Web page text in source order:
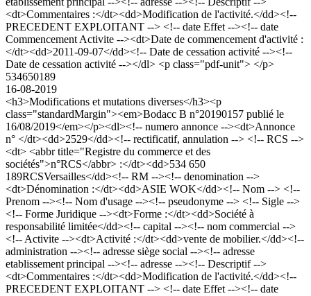
<dt>Commentaires :</dt><dd>Modification de l'activité.</dd><!--
PRECEDENT EXPLOITANT --> <!-- date Effet --><!-- date
Commencement Activite --><dt>Date de commencement d'activité :
</dt><dd>2011-09-07</dd><!-- Date de cessation activité --><!--
Date de cessation activité --></dl> <p class="pdf-unit"> </p>
534650189
16-08-2019
<h3>Modifications et mutations diverses</h3><p
class="standardMargin"><em>Bodacc B n°20190157 publié le
16/08/2019</em></p><dl><!-- numero annonce --><dt>Annonce
n° </dt><dd>2529</dd><!-- rectificatif, annulation --> <!-- RCS -->
<dt> <abbr title="Registre du commerce et des
sociétés">n°RCS</abbr> :</dt><dd>534 650
189RCSVersailles</dd><!-- RM --><!-- denomination -->
<dt>Dénomination :</dt><dd>ASIE WOK</dd><!-- Nom --> <!--
Prenom --><!-- Nom d'usage --><!-- pseudonyme --> <!-- Sigle -->
<!-- Forme Juridique --><dt>Forme :</dt><dd>Société à
responsabilité limitée</dd><!-- capital --><!-- nom commercial -->
<!-- Activite --><dt>Activité :</dt><dd>vente de mobilier.</dd><!--
administration --><!-- adresse siège social --><!-- adresse
etablissement principal --><!-- adresse --><!-- Descriptif -->
<dt>Commentaires :</dt><dd>Modification de l'activité.</dd><!--
PRECEDENT EXPLOITANT --> <!-- date Effet --><!-- date